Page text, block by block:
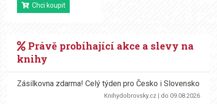
Chci koupit
Právě probíhající akce a slevy na
knihy
Zásilkovna zdarma! Celý týden pro Česko i Slovensko
Knihydobrovsky.cz | do 09.08.2026